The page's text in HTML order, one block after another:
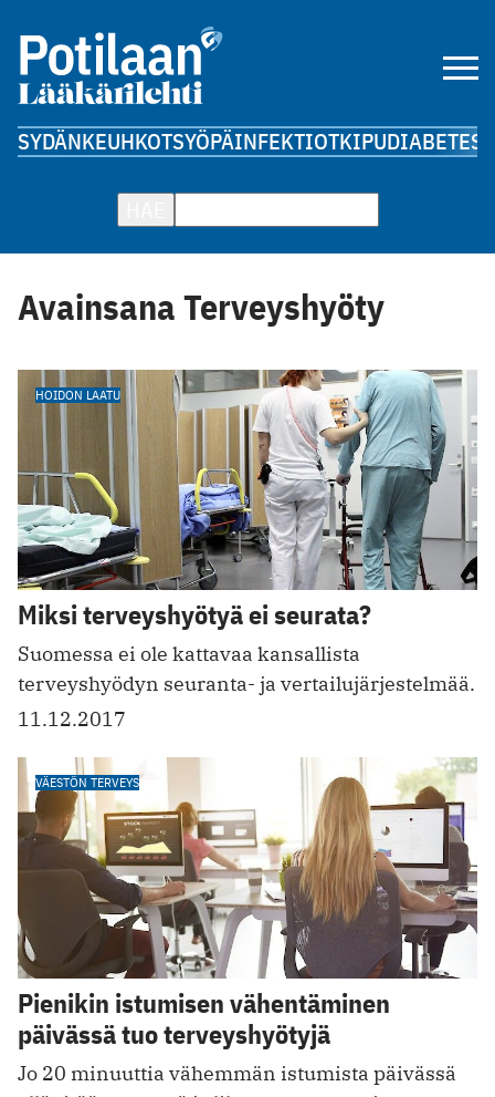
SYDÄNKEUHKOTSYÖPÄINFEKTIOTKIPUDIABETES
Avainsana Terveyshyöty
HOIDON LAATU
Miksi terveyshyötyä ei seurata?
Suomessa ei ole kattavaa kansallista
terveyshyödyn seuranta- ja vertailujärjestelmää.
11.12.2017
VÄESTÖN TERVEYS
Pienikin istumisen vähentäminen
päivässä tuo terveyshyötyjä
Jo 20 minuuttia vähemmän istumista päivässä